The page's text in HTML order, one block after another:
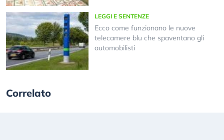
LEGGI E SENTENZE
Ecco come funzionano le nuove
telecamere blu che spaventano gli
automobilisti
Correlato